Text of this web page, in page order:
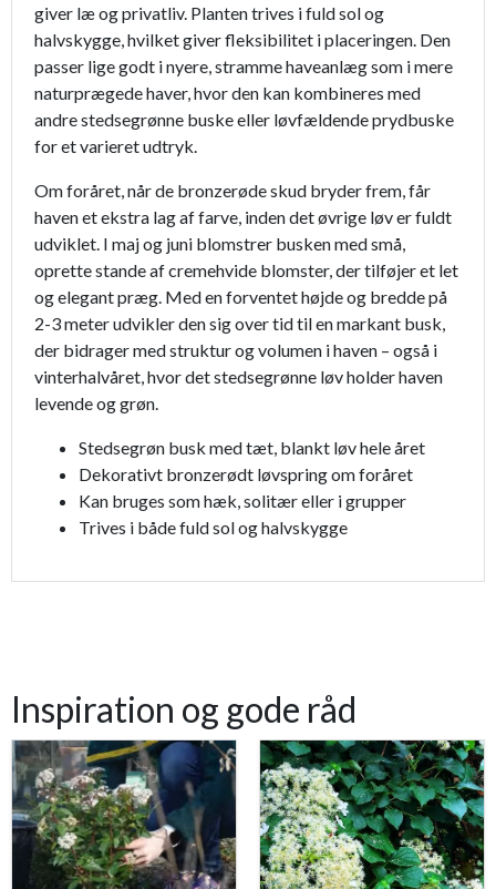
giver læ og privatliv. Planten trives i fuld sol og
halvskygge, hvilket giver fleksibilitet i placeringen. Den
passer lige godt i nyere, stramme haveanlæg som i mere
naturprægede haver, hvor den kan kombineres med
andre stedsegrønne buske eller løvfældende prydbuske
for et varieret udtryk.
Om foråret, når de bronzerøde skud bryder frem, får
haven et ekstra lag af farve, inden det øvrige løv er fuldt
udviklet. I maj og juni blomstrer busken med små,
oprette stande af cremehvide blomster, der tilføjer et let
og elegant præg. Med en forventet højde og bredde på
2-3 meter udvikler den sig over tid til en markant busk,
der bidrager med struktur og volumen i haven – også i
vinterhalvåret, hvor det stedsegrønne løv holder haven
levende og grøn.
Stedsegrøn busk med tæt, blankt løv hele året
Dekorativt bronzerødt løvspring om foråret
Kan bruges som hæk, solitær eller i grupper
Trives i både fuld sol og halvskygge
Inspiration og gode råd